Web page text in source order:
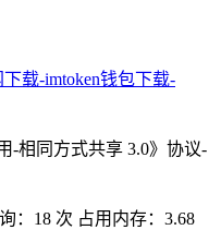
载-imtoken钱包下载-
-相同方式共享 3.0》协议-
：18 次 占用内存：3.68